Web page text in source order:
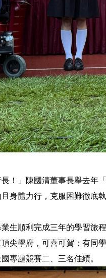
長！」陳國清董事長舉去
身體力行，克服困難徹底
生順利完成三年的學習旅
尖學府，可喜可賀；有同
專題競賽二、三名佳績。